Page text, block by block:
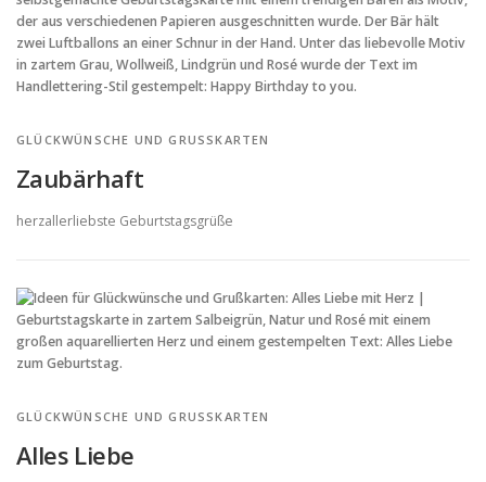
GLÜCKWÜNSCHE UND GRUSSKARTEN
Zaubärhaft
herzallerliebste Geburtstagsgrüße
GLÜCKWÜNSCHE UND GRUSSKARTEN
Alles Liebe